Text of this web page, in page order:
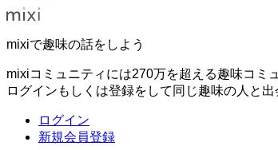
mixiで趣味の話をしよう
mixiコミュニティには270万を超える趣味コミ
ログインもしくは登録をして同じ趣味の人と出
ログイン
新規会員登録